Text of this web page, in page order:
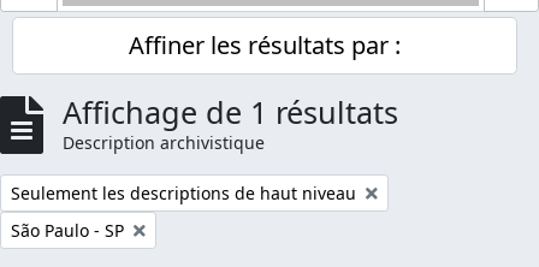
Affiner les résultats par :
Affichage de 1 résultats
Description archivistique
Remove filter:
Seulement les descriptions de haut niveau
Remove filter:
São Paulo - SP